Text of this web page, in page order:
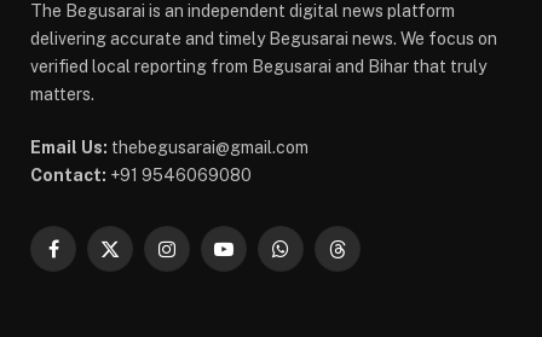
The Begusarai is an independent digital news platform
delivering accurate and timely Begusarai news. We focus on
verified local reporting from Begusarai and Bihar that truly
matters.
Email Us: thebegusarai@gmail.com
Contact: +91 9546069080
Facebook
X
InstagramYouTubeWhatsAppThreads